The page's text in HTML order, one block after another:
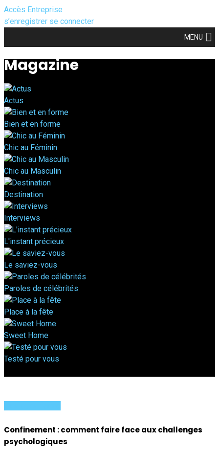
Accès Entreprise
s’enregistrer se connecter
MENU
Magazine
Actus
Bien et en forme
Chic au Féminin
Chic au Masculin
Destination
Interviews
L'instant précieux
Le saviez-vous
Paroles de célébrités
Place à la fête
Sweet Home
Testé pour vous
Confinement : comment faire face aux challenges
psychologiques